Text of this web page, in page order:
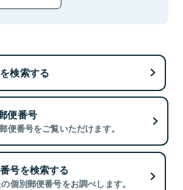
検索する
便番号
便番号をご覧いただけます。
号を検索する
個別郵便番号をお調べします。